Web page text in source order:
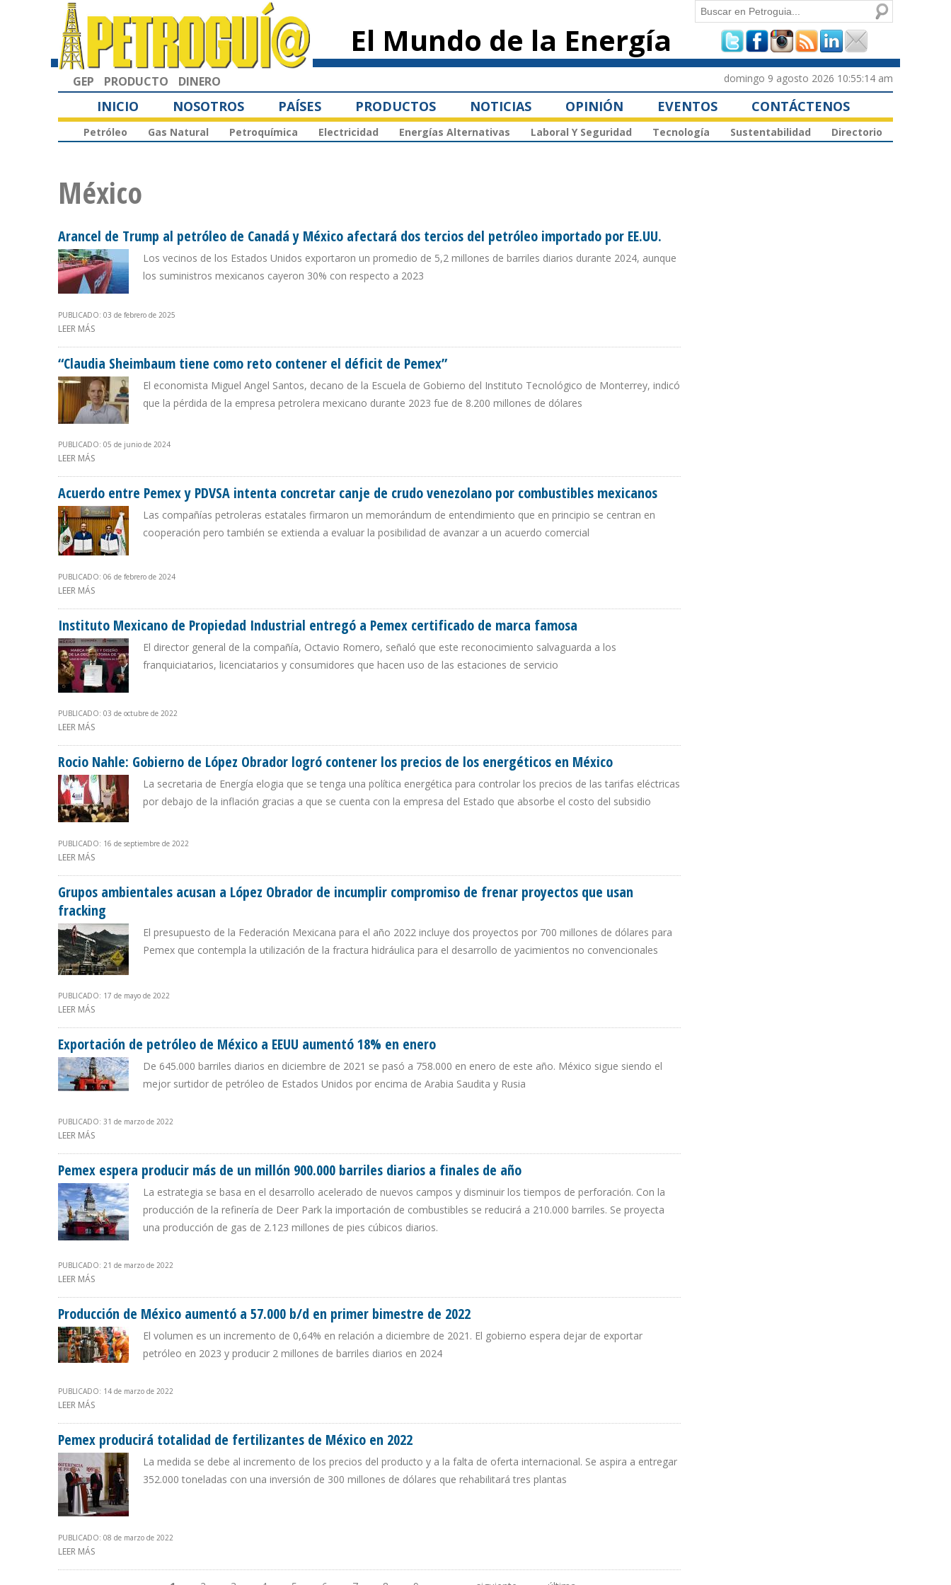
principal
El Mundo de la Energía
Formulario de
búsqueda
Buscar
GEP PRODUCTO DINERO domingo 9 agosto 2026 10:55:14 am
INICIO NOSOTROS PAÍSES PRODUCTOS NOTICIAS OPINIÓN EVENTOS CONTÁCTENOS
Petróleo Gas Natural Petroquímica Electricidad Energías Alternativas Laboral Y Seguridad Tecnología Sustentabilidad Directorio
México
Arancel de Trump al petróleo de Canadá y México afectará dos tercios del petróleo importado por EE.UU.
Los vecinos de los Estados Unidos exportaron un promedio de 5,2 millones de barriles diarios durante 2024, aunque
los suministros mexicanos cayeron 30% con respecto a 2023
PUBLICADO: 03 de febrero de 2025
LEER MÁS
“Claudia Sheimbaum tiene como reto contener el déficit de Pemex”
El economista Miguel Angel Santos, decano de la Escuela de Gobierno del Instituto Tecnológico de Monterrey, indicó
que la pérdida de la empresa petrolera mexicano durante 2023 fue de 8.200 millones de dólares
PUBLICADO: 05 de junio de 2024
LEER MÁS
Acuerdo entre Pemex y PDVSA intenta concretar canje de crudo venezolano por combustibles mexicanos
Las compañías petroleras estatales firmaron un memorándum de entendimiento que en principio se centran en
cooperación pero también se extienda a evaluar la posibilidad de avanzar a un acuerdo comercial
PUBLICADO: 06 de febrero de 2024
LEER MÁS
Instituto Mexicano de Propiedad Industrial entregó a Pemex certificado de marca famosa
El director general de la compañía, Octavio Romero, señaló que este reconocimiento salvaguarda a los
franquiciatarios, licenciatarios y consumidores que hacen uso de las estaciones de servicio
PUBLICADO: 03 de octubre de 2022
LEER MÁS
Rocio Nahle: Gobierno de López Obrador logró contener los precios de los energéticos en México
La secretaria de Energía elogia que se tenga una política energética para controlar los precios de las tarifas eléctricas
por debajo de la inflación gracias a que se cuenta con la empresa del Estado que absorbe el costo del subsidio
PUBLICADO: 16 de septiembre de 2022
LEER MÁS
Grupos ambientales acusan a López Obrador de incumplir compromiso de frenar proyectos que usan
fracking
El presupuesto de la Federación Mexicana para el año 2022 incluye dos proyectos por 700 millones de dólares para
Pemex que contempla la utilización de la fractura hidráulica para el desarrollo de yacimientos no convencionales
PUBLICADO: 17 de mayo de 2022
LEER MÁS
Exportación de petróleo de México a EEUU aumentó 18% en enero
De 645.000 barriles diarios en diciembre de 2021 se pasó a 758.000 en enero de este año. México sigue siendo el
mejor surtidor de petróleo de Estados Unidos por encima de Arabia Saudita y Rusia
PUBLICADO: 31 de marzo de 2022
LEER MÁS
Pemex espera producir más de un millón 900.000 barriles diarios a finales de año
La estrategia se basa en el desarrollo acelerado de nuevos campos y disminuir los tiempos de perforación. Con la
producción de la refinería de Deer Park la importación de combustibles se reducirá a 210.000 barriles. Se proyecta
una producción de gas de 2.123 millones de pies cúbicos diarios.
PUBLICADO: 21 de marzo de 2022
LEER MÁS
Producción de México aumentó a 57.000 b/d en primer bimestre de 2022
El volumen es un incremento de 0,64% en relación a diciembre de 2021. El gobierno espera dejar de exportar
petróleo en 2023 y producir 2 millones de barriles diarios en 2024
PUBLICADO: 14 de marzo de 2022
LEER MÁS
Pemex producirá totalidad de fertilizantes de México en 2022
La medida se debe al incremento de los precios del producto y a la falta de oferta internacional. Se aspira a entregar
352.000 toneladas con una inversión de 300 millones de dólares que rehabilitará tres plantas
PUBLICADO: 08 de marzo de 2022
LEER MÁS